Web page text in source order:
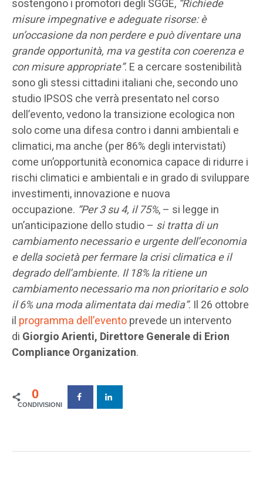
sostengono i promotori degli SGGE, “Richiede
misure impegnative e adeguate risorse: è
un’occasione da non perdere e può diventare una
grande opportunità, ma va gestita con coerenza e
con misure appropriate”. E a cercare sostenibilità
sono gli stessi cittadini italiani che, secondo uno
studio IPSOS che verrà presentato nel corso
dell’evento, vedono la transizione ecologica non
solo come una difesa contro i danni ambientali e
climatici, ma anche (per 86% degli intervistati)
come un’opportunità economica capace di ridurre i
rischi climatici e ambientali e in grado di sviluppare
investimenti, innovazione e nuova
occupazione. “Per 3 su 4, il 75%, – si legge in
un’anticipazione dello studio – si tratta di un
cambiamento necessario e urgente dell’economia
e della società per fermare la crisi climatica e il
degrado dell’ambiente. Il 18% la ritiene un
cambiamento necessario ma non prioritario e solo
il 6% una moda alimentata dai media”. Il 26 ottobre
il programma dell’eventoprevede un intervento
di Giorgio Arienti, Direttore Generale di Erion
Compliance Organization.
0